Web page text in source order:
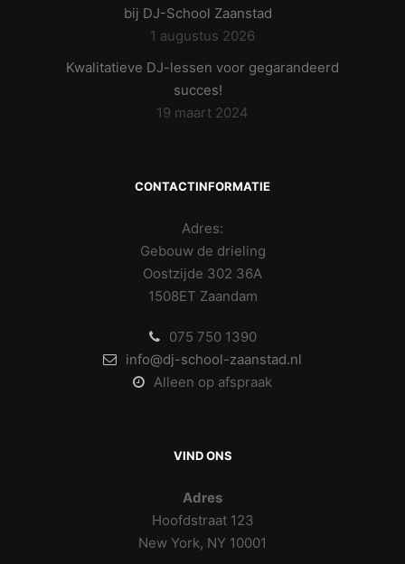
bij DJ-School Zaanstad
1 augustus 2026
Kwalitatieve DJ-lessen voor gegarandeerd
succes!
19 maart 2024
CONTACTINFORMATIE
Adres:
Gebouw de drieling
Oostzijde 302 36A
1508ET Zaandam
075 750 1390
info@dj-school-zaanstad.nl
Alleen op afspraak
VIND ONS
Adres
Hoofdstraat 123
New York, NY 10001